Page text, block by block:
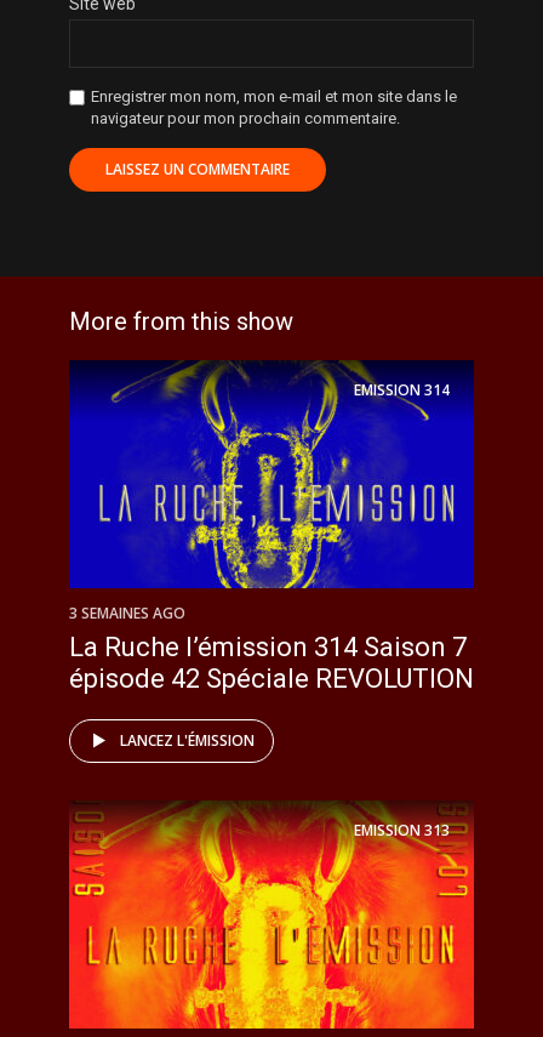
Enregistrer mon nom, mon e-mail et mon site dans le
navigateur pour mon prochain commentaire.
More from this show
EMISSION314
3 SEMAINES AGO
La Ruche l’émission 314 Saison 7
épisode 42 Spéciale REVOLUTION
LANCEZ L'ÉMISSION
EMISSION313